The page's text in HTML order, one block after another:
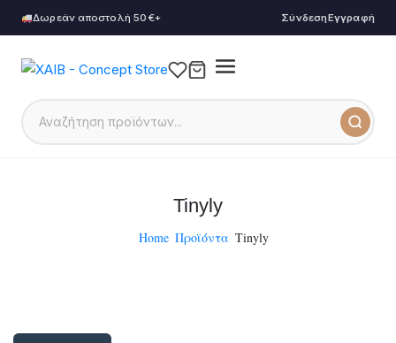
Δωρεάν αποστολή 50€+ ΣύνδεσηΕγγραφή
Tinyly
Home Προϊόντα Tinyly